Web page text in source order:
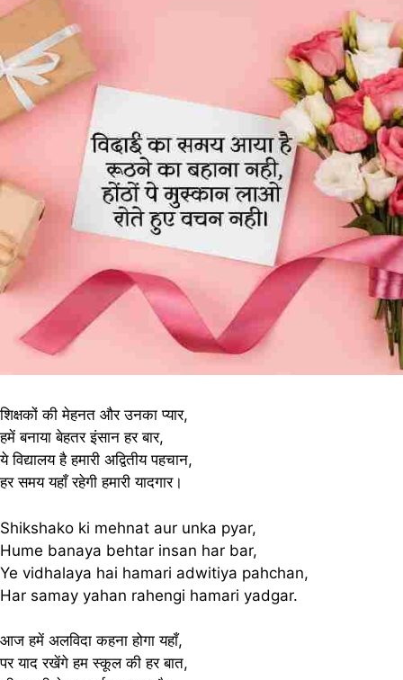
शिक्षकों की मेहनत और उनका प्यार,
हमें बनाया बेहतर इंसान हर बार,
ये विद्यालय है हमारी अद्वितीय पहचान,
हर समय यहाँ रहेगी हमारी यादगार।
Shikshako ki mehnat aur unka pyar,
Hume banaya behtar insan har bar,
Ye vidhalaya hai hamari adwitiya pahchan,
Har samay yahan rahengi hamari yadgar.
आज हमें अलविदा कहना होगा यहाँ,
पर याद रखेंगे हम स्कूल की हर बात,